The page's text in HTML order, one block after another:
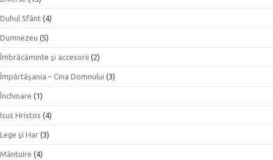
Duhul Sfânt (4)
Dumnezeu (5)
Îmbrăcăminte şi accesorii (2)
Împărtăşania – Cina Domnului (3)
Închinare (1)
Isus Hristos (4)
Lege şi Har (3)
Mântuire (4)